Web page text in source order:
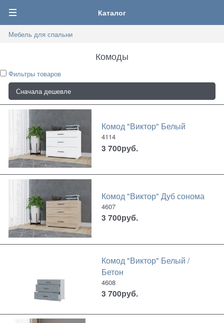
Каталог
Мебель для спальни
Комоды
Фильтры товаров
Комод "Виктор" Белый
4114
3 700руб.
Комод "Виктор" Дуб сонома
4607
3 700руб.
Комод "Виктор" Белый /
Бетон
4608
3 700руб.